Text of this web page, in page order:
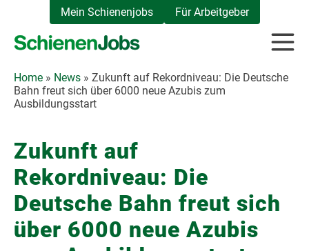
springen
Mein Schienenjobs Für Arbeitgeber
Home » News » Zukunft auf Rekordniveau: Die Deutsche
Bahn freut sich über 6000 neue Azubis zum
Ausbildungsstart
Zukunft auf
Rekordniveau: Die
Deutsche Bahn freut sich
über 6000 neue Azubis